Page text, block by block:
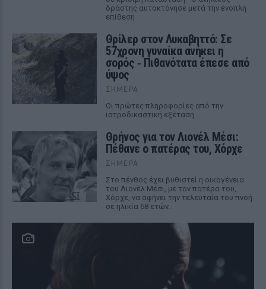
δράστης αυτοκτόνησε μετά την ένοπλη
επίθεση
Θρίλερ στον Λυκαβηττό: Σε
57χρονη γυναίκα ανήκει η
σορός ‑ Πιθανότατα έπεσε από
ύψος
ΣΉΜΕΡΑ
Οι πρώτες πληροφορίες από την
ιατροδικαστική εξέταση
Θρήνος για τον Λιονέλ Μέσι:
Πέθανε ο πατέρας του, Χόρχε
ΣΉΜΕΡΑ
Στο πένθος έχει βυθιστεί η οικογένεια
του Λιονέλ Μέσι, με τον πατέρα του,
Χόρχε, να αφήνει την τελευταία του πνοή
σε ηλικία 68 ετών.